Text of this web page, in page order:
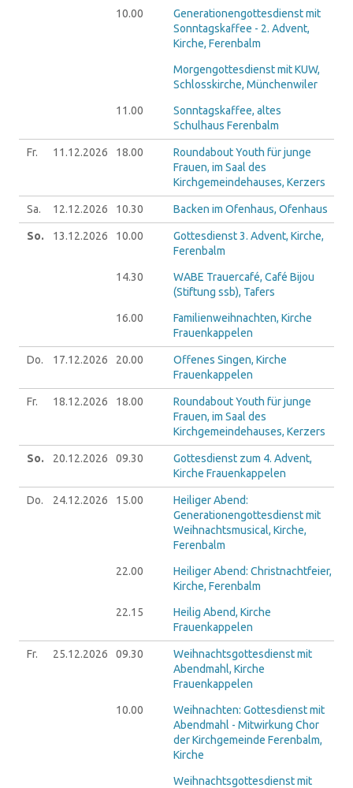
10.00
Generationengottesdienst mit
Sonntagskaffee - 2. Advent,
Kirche, Ferenbalm
Morgengottesdienst mit KUW,
Schlosskirche, Münchenwiler
11.00
Sonntagskaffee, altes
Schulhaus Ferenbalm
Fr. 11.12.2026 18.00
Roundabout Youth für junge
Frauen, im Saal des
Kirchgemeindehauses, Kerzers
Sa. 12.12.2026 10.30 Backen im Ofenhaus, Ofenhaus
So. 13.12.2026 10.00
Gottesdienst 3. Advent, Kirche,
Ferenbalm
14.30
WABE Trauercafé, Café Bijou
(Stiftung ssb), Tafers
16.00
Familienweihnachten, Kirche
Frauenkappelen
Do. 17.12.2026 20.00
Offenes Singen, Kirche
Frauenkappelen
Fr. 18.12.2026 18.00
Roundabout Youth für junge
Frauen, im Saal des
Kirchgemeindehauses, Kerzers
So. 20.12.2026 09.30
Gottesdienst zum 4. Advent,
Kirche Frauenkappelen
Do. 24.12.2026 15.00
Heiliger Abend:
Generationengottesdienst mit
Weihnachtsmusical, Kirche,
Ferenbalm
22.00
Heiliger Abend: Christnachtfeier,
Kirche, Ferenbalm
22.15
Heilig Abend, Kirche
Frauenkappelen
Fr. 25.12.2026 09.30
Weihnachtsgottesdienst mit
Abendmahl, Kirche
Frauenkappelen
10.00
Weihnachten: Gottesdienst mit
Abendmahl - Mitwirkung Chor
der Kirchgemeinde Ferenbalm,
Kirche
Weihnachtsgottesdienst mit